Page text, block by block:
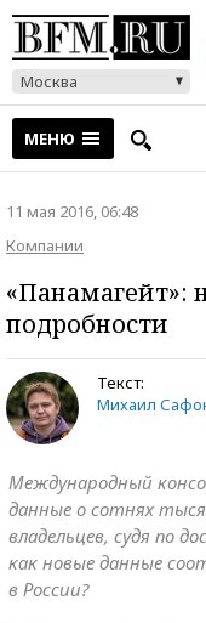
Москва
МЕНЮ
11 мая 2016, 06:48
Компании
«Панамагейт»:
подробности
Текст:
Михаил
Международный
данные о сотнях
владельцев, судя по
как новые данные
в России?